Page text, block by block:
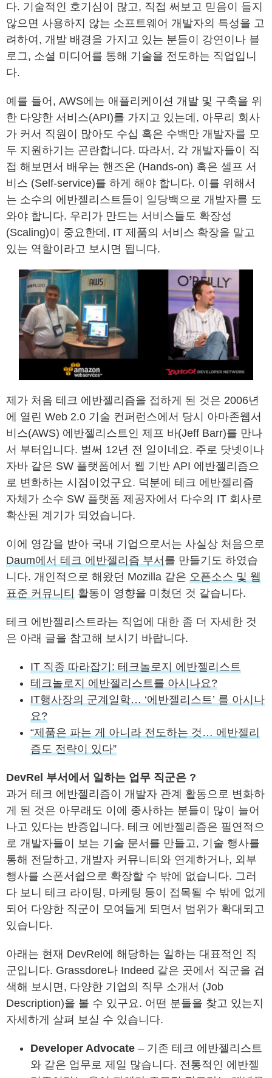
다. 기술적인 호기심이 많고, 직접 써보고 믿음이 들지
않으면 사용하지 않는 소프트웨어 개발자의 특성을 고
려하여, 개발 배경을 가지고 있는 분들이 강연이나 블
로그, 소셜 미디어를 통해 기술을 전도하는 직업입니
다.
예를 들어, AWS에는 애플리케이션 개발 및 구축을 위
한 다양한 서비스(API)를 가지고 있는데, 아무리 회사
가 커서 직원이 많아도 수십 혹은 수백만 개발자를 모
두 지원하기는 곤란합니다. 따라서, 각 개발자들이 직
접 해보면서 배우는 핸즈온 (Hands-on) 혹은 셀프 서
비스 (Self-service)를 하게 해야 합니다. 이를 위해서
는 소수의 에반젤리스트들이 일당백으로 개발자를 도
와야 합니다. 우리가 만드는 서비스들도 확장성
(Scaling)이 중요한데, IT 제품의 서비스 확장을 맡고
있는 역할이라고 보시면 됩니다.
제가 처음 테크 에반젤리즘을 접하게 된 것은 2006년
에 열린 Web 2.0 기술 컨퍼런스에서 당시 아마존웹서
비스(AWS) 에반젤리스트인 제프 바(Jeff Barr)를 만나
서 부터입니다. 벌써 12년 전 일이네요. 주로 닷넷이나
자바 같은 SW 플랫폼에서 웹 기반 API 에반젤리즘으
로 변화하는 시점이었구요. 덕분에 테크 에반젤리즘
자체가 소수 SW 플랫폼 제공자에서 다수의 IT 회사로
확산된 계기가 되었습니다.
이에 영감을 받아 국내 기업으로서는 사실상 처음으로
Daum에서 테크 에반젤리즘 부서 를 만들기도 하였습
니다. 개인적으로 해왔던 Mozilla 같은 오픈소스 및 웹
표준 커뮤니티 활동이 영향을 미쳤던 것 같습니다.
테크 에반젤리스트라는 직업에 대한 좀 더 자세한 것
은 아래 글을 참고해 보시기 바랍니다.
IT 직종 따라잡기: 테크놀로지 에반젤리스트
테크놀로지 에반젤리스트를 아시나요?
IT행사장의 군계일학… ‘에반젤리스트’ 를 아시나
요?
“제품은 파는 게 아니라 전도하는 것… 에반젤리
즘도 전략이 있다”
DevRel 부서에서 일하는 업무 직군은 ?
과거 테크 에반젤리즘이 개발자 관계 활동으로 변화하
게 된 것은 아무래도 이에 종사하는 분들이 많이 늘어
나고 있다는 반증입니다. 테크 에반젤리즘은 필연적으
로 개발자들이 보는 기술 문서를 만들고, 기술 행사를
통해 전달하고, 개발자 커뮤니티와 연계하거나, 외부
행사를 스폰서쉽으로 확장할 수 밖에 없습니다. 그러
다 보니 테크 라이팅, 마케팅 등이 접목될 수 밖에 없게
되어 다양한 직군이 모여들게 되면서 범위가 확대되고
있습니다.
아래는 현재 DevRel에 해당하는 일하는 대표적인 직
군입니다. Grassdore나 Indeed 같은 곳에서 직군을 검
색해 보시면, 다양한 기업의 직무 소개서 (Job
Description)을 볼 수 있구요. 어떤 분들을 찾고 있는지
자세하게 살펴 보실 수 있습니다.
Developer Advocate – 기존 테크 에반젤리스트
와 같은 업무로 제일 많습니다. 전통적인 에반젤